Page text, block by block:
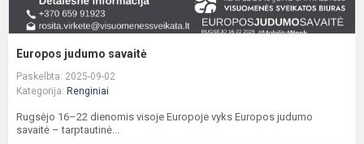
Europos judumo savaitė
Paskelbta: 2025-09-02
Kategorija: Renginiai
Rugsėjo 16–22 dienomis visoje Europoje vyks Europos judumo
savaitė – tarptautinė...